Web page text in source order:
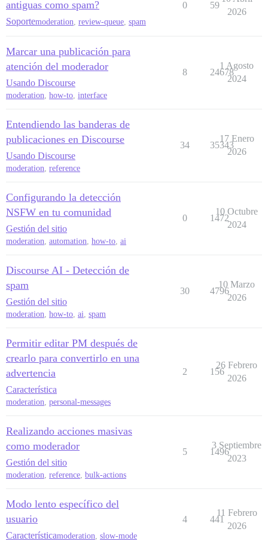
antiguas como spam?
Soportemoderation review-queue spam
0 59
2026
Marcar una publicación para
atención del moderador
Usando Discourse
moderation, how-to, interface
8 24678
1 Agosto
2024
Entendiendo las banderas de
publicaciones en Discourse
Usando Discourse
moderation, reference
34 35343
17 Enero
2026
Configurando la detección
NSFW en tu comunidad
Gestión del sitio
moderation, automation, how-to, ai
0 1472
10 Octubre
2024
Discourse AI - Detección de
spam
Gestión del sitio
moderation, how-to, ai, spam
30 4796
10 Marzo
2026
Permitir editar PM después de
crearlo para convertirlo en una
advertencia
Característica
moderation, personal-messages
2 156
26 Febrero
2026
Realizando acciones masivas
como moderador
Gestión del sitio
moderation, reference, bulk-actions
5 1496
3 Septiembre
2023
Modo lento específico del
usuario
Característicamoderation slow-mode
4 441
11 Febrero
2026